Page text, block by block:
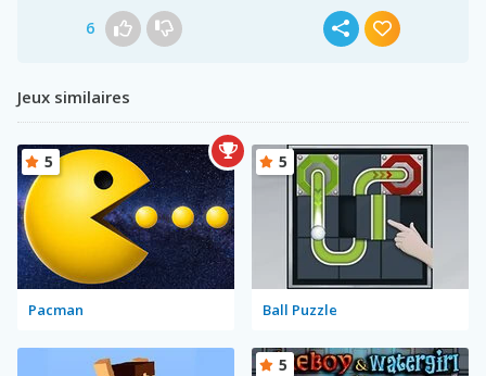
6
Jeux similaires
Pacman
5
Ball Puzzle
5
5